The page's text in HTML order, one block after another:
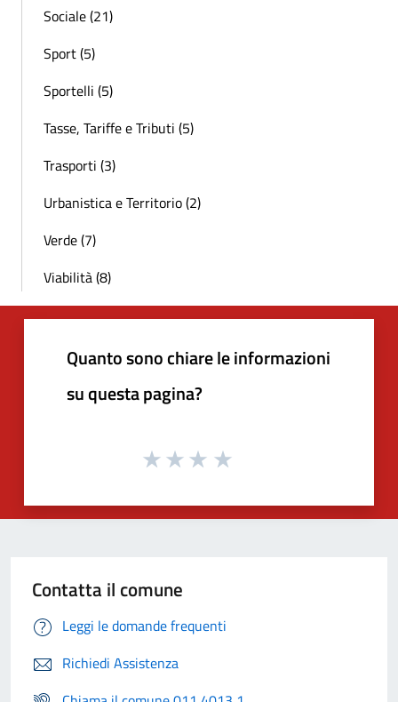
Sociale (21)
Sport (5)
Sportelli (5)
Tasse, Tariffe e Tributi (5)
Trasporti (3)
Urbanistica e Territorio (2)
Verde (7)
Viabilità (8)
Quanto sono chiare le informazioni
su questa pagina?
Contatta il comune
Leggi le domande frequenti
Richiedi Assistenza